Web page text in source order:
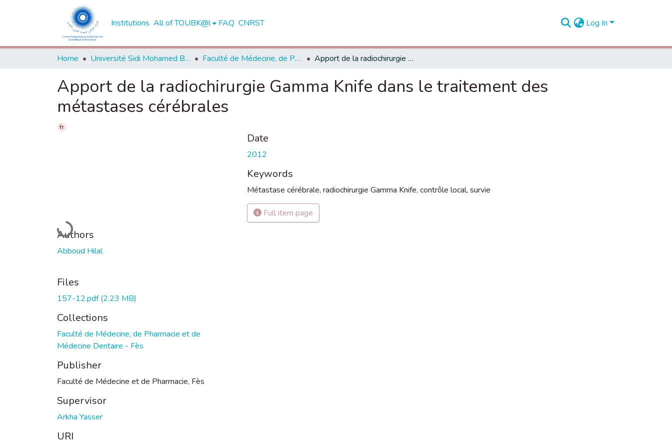
Institutions All of TOUBK@l FAQ CNRST Log In
Home Université Sidi Mohamed Ben Abdellah de Fès Faculté de Médecine, de Pharmacie et de Médecine Dentaire - Fès Apport de la radiochirurgie Gamma Knife dans le traitement des métastases cérébrales
Apport de la radiochirurgie Gamma Knife dans le traitement des
métastases cérébrales
fr
Loading...
Authors
Abboud Hilal
Files
157-12.pdf(2.23 MB)
Collections
Faculté de Médecine, de Pharmacie et de
Médecine Dentaire - Fès
Publisher
Faculté de Médecine et de Pharmacie, Fès
Supervisor
Arkha Yasser
URI
Date
2012
Keywords
Métastase cérébrale, radiochirurgie Gamma Knife, contrôle local, survie
Full item page